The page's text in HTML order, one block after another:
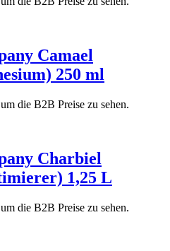
Camael
250 ml
die B2B Preise zu sehen.
Charbiel
1,25 L
die B2B Preise zu sehen.